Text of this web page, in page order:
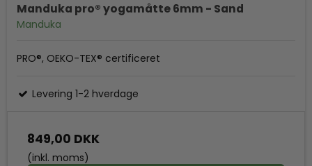
Manduka pro® yogamåtte 6mm - Sand
Manduka
PRO®, OEKO-TEX® certificeret
Levering 1-2 hverdage
849,00 DKK
(inkl. moms)